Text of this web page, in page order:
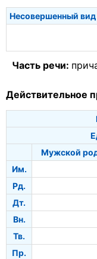
Несовершенный вид
Часть речи:
Действительное
Мужской
Им.
Рд.
Дт.
Вн.
Тв.
Пр.